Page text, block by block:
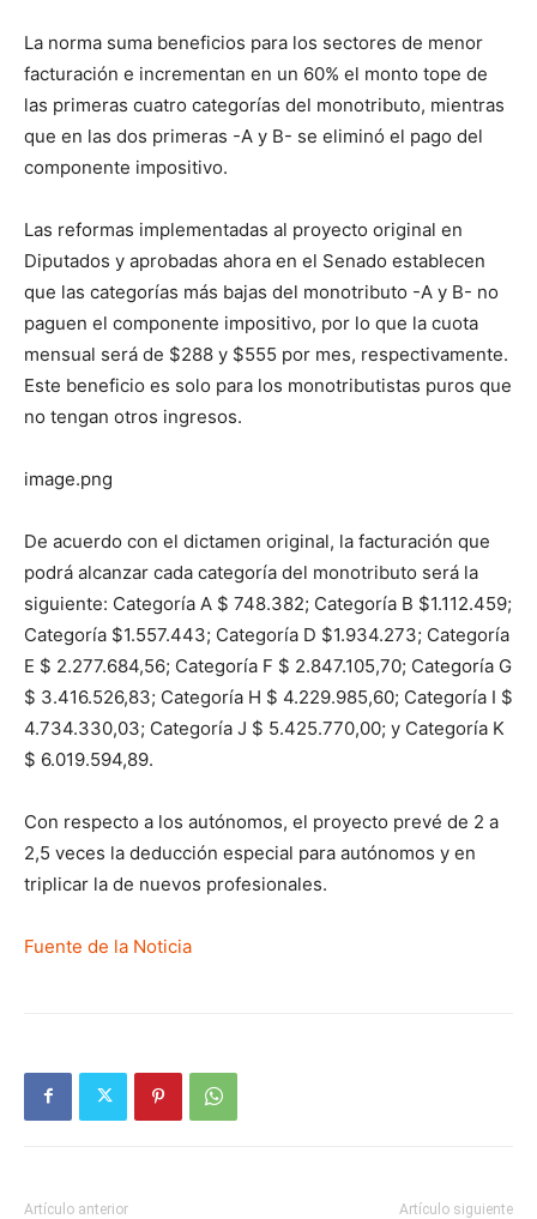
La norma suma beneficios para los sectores de menor
facturación e incrementan en un 60% el monto tope de
las primeras cuatro categorías del monotributo, mientras
que en las dos primeras -A y B- se eliminó el pago del
componente impositivo.
Las reformas implementadas al proyecto original en
Diputados y aprobadas ahora en el Senado establecen
que las categorías más bajas del monotributo -A y B- no
paguen el componente impositivo, por lo que la cuota
mensual será de $288 y $555 por mes, respectivamente.
Este beneficio es solo para los monotributistas puros que
no tengan otros ingresos.
image.png
De acuerdo con el dictamen original, la facturación que
podrá alcanzar cada categoría del monotributo será la
siguiente: Categoría A $ 748.382; Categoría B $1.112.459;
Categoría $1.557.443; Categoría D $1.934.273; Categoría
E $ 2.277.684,56; Categoría F $ 2.847.105,70; Categoría G
$ 3.416.526,83; Categoría H $ 4.229.985,60; Categoría I $
4.734.330,03; Categoría J $ 5.425.770,00; y Categoría K
$ 6.019.594,89.
Con respecto a los autónomos, el proyecto prevé de 2 a
2,5 veces la deducción especial para autónomos y en
triplicar la de nuevos profesionales.
Fuente de la Noticia
Artículo anterior Artículo siguiente